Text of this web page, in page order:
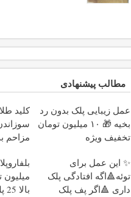
مطالب پیشنهادی
عمل زیبایی پلک بدون رد
بخیه 🎁 ۱۰ میلیون تومان
تخفیف ویژه
کلید
✨ این عمل برای
توئه🔺اگه افتادگی پلک
داری 🔺اگر پف پلک
بالا 25 پلک پایین 35